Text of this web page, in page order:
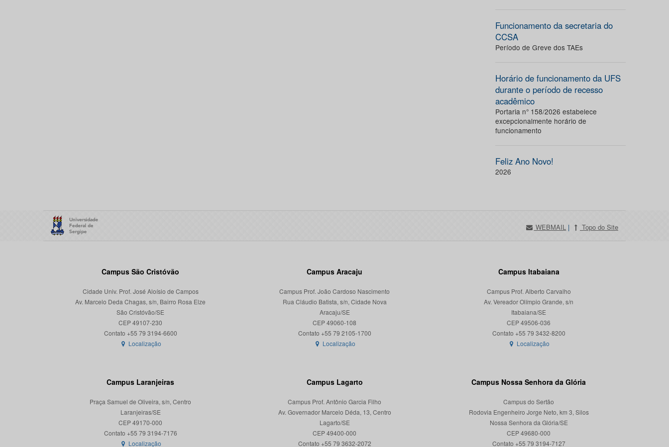
Funcionamento da secretaria do
CCSA
Período de Greve dos TAEs
Horário de funcionamento da UFS
durante o período de recesso
acadêmico
Portaria n° 158/2026 estabelece
excepcionalmente horário de
funcionamento
Feliz Ano Novo!
2026
WEBMAIL | Topo do Site
Campus São Cristóvão
Cidade Univ. Prof. José Aloísio de Campos
Av. Marcelo Deda Chagas, s/n, Bairro Rosa Elze
São Cristóvão/SE
CEP 49107-230
Localização
Campus Aracaju
Campus Prof. João Cardoso Nascimento
Rua Cláudio Batista, s/n, Cidade Nova
Aracaju/SE
CEP 49060-108
Localização
Campus Itabaiana
Campus Prof. Alberto Carvalho
Av. Vereador Olímpio Grande, s/n
Itabaiana/SE
CEP 49506-036
Localização
Campus Laranjeiras
Praça Samuel de Oliveira, s/n, Centro
Laranjeiras/SE
CEP 49170-000
Localização
Campus Lagarto
Campus Prof. Antônio Garcia Filho
Av. Governador Marcelo Déda, 13, Centro
Lagarto/SE
CEP 49400-000
Campus Nossa Senhora da Glória
Campus do Sertão
Rodovia Engenheiro Jorge Neto, km 3, Silos
Nossa Senhora da Glória/SE
CEP 49680-000
Contato +55 79 3194-7127